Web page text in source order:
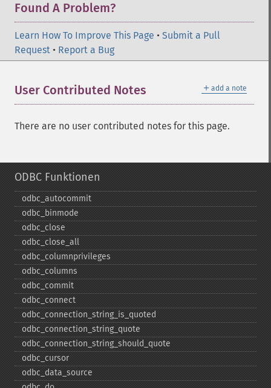
Found A Problem?
Learn How To Improve This Page • Submit a Pull
Request • Report a Bug
＋ add a note
User Contributed Notes
There are no user contributed notes for this page.
ODBC Funktionen
odbc_​autocommit
odbc_​binmode
odbc_​close
odbc_​close_​all
odbc_​columnprivileges
odbc_​columns
odbc_​commit
odbc_​connect
odbc_​connection_​string_​is_​quoted
odbc_​connection_​string_​quote
odbc_​connection_​string_​should_​quote
odbc_​cursor
odbc_​data_​source